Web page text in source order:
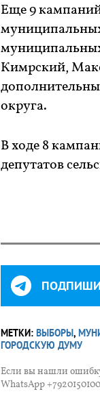
Еще 9
Кимрский,
округа.
В ходе 8
депутатов
МЕТКИ: ВЫБОРЫ,
ГОРОДСКУЮ ДУМУ
Если вы нашли
WhatsApp